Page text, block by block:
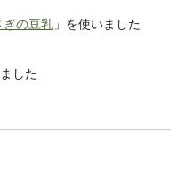
ぎの豆乳」を使いました
した